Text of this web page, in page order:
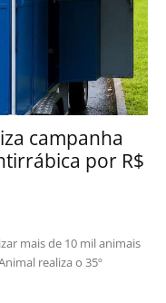
campanha
por R$
realiza o 35º